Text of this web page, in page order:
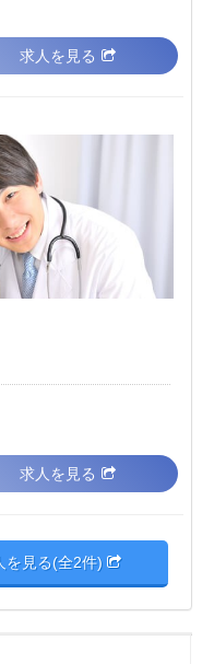
求人を見る
求人を見る
を見る(全2件)